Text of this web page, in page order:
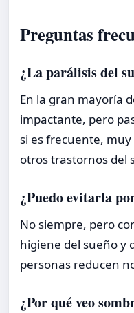
Preguntas
¿La parálisis del
En la gran mayoría
impactante, pero
si es frecuente,
otros trastornos del
¿Puedo evitarla
No siempre, pero
higiene del sueño y
personas reducen
¿Por qué veo